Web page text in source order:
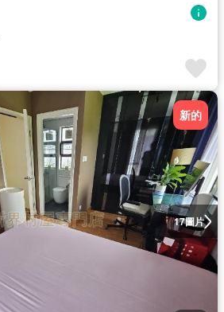
17圖片
新的